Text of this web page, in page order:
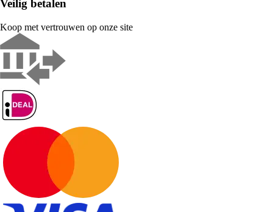
Veilig betalen
Koop met vertrouwen op onze site